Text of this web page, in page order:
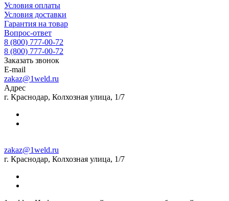
Условия оплаты
Условия доставки
Гарантия на товар
Вопрос-ответ
8 (800) 777-00-72
8 (800) 777-00-72
Заказать звонок
E-mail
zakaz@1weld.ru
Адрес
г. Краснодар, Колхозная улица, 1/7
zakaz@1weld.ru
г. Краснодар, Колхозная улица, 1/7